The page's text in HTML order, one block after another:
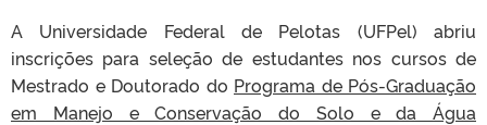
A Universidade Federal de Pelotas (UFPel) abriu
inscrições para seleção de estudantes nos cursos de
Mestrado e Doutorado do Programa de Pós-Graduação
em Manejo e Conservação do Solo e da Água